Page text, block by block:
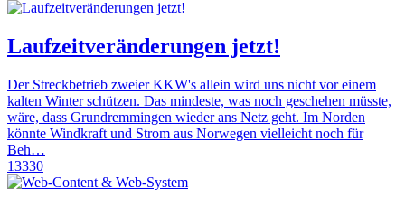
Laufzeitveränderungen jetzt!
Der Streckbetrieb zweier KKW's allein wird uns nicht vor einem
kalten Winter schützen. Das mindeste, was noch geschehen müsste,
wäre, dass Grundremmingen wieder ans Netz geht. Im Norden
könnte Windkraft und Strom aus Norwegen vielleicht noch für
Beh…
13330